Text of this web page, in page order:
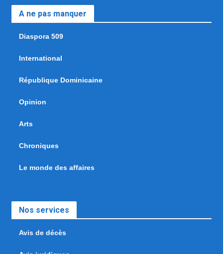
A ne pas manquer
Diaspora 509
International
République Dominicaine
Opinion
Arts
Chroniques
Le monde des affaires
Nos services
Avis de décès